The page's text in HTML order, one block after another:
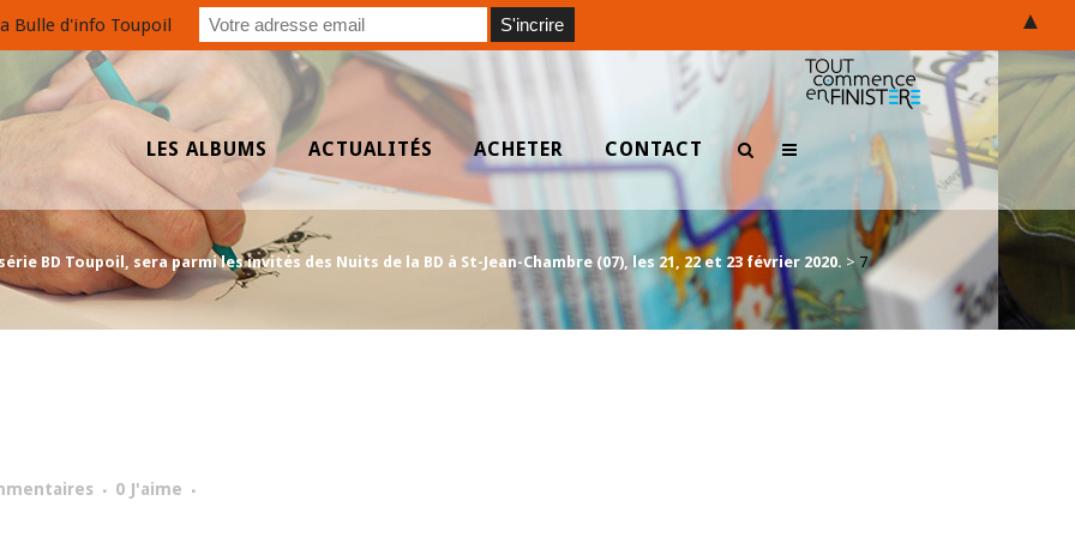
LES ALBUMS ACTUALITÉS ACHETER CONTACT
BD Toupoil, sera parmi les invités des Nuits de la BD à St-Jean-Chambre (07), les 21, 22 et 23 février 2020. > 7
0 J'aime
Bulle d'info Toupoil ▲